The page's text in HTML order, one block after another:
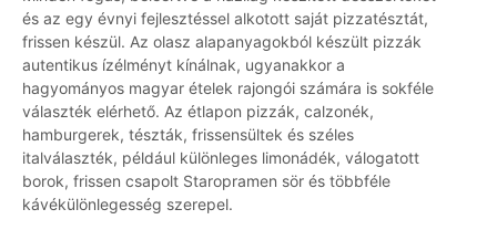
és az egy évnyi fejlesztéssel alkotott saját pizzatésztát,
frissen készül. Az olasz alapanyagokból készült pizzák
autentikus ízélményt kínálnak, ugyanakkor a
hagyományos magyar ételek rajongói számára is sokféle
választék elérhető. Az étlapon pizzák, calzonék,
hamburgerek, tészták, frissensültek és széles
italválaszték, például különleges limonádék, válogatott
borok, frissen csapolt Staropramen sör és többféle
kávékülönlegesség szerepel.